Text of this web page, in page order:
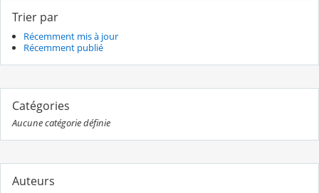
Trier par
Récemment mis à jour
Récemment publié
Catégories
Aucune catégorie définie
Auteurs